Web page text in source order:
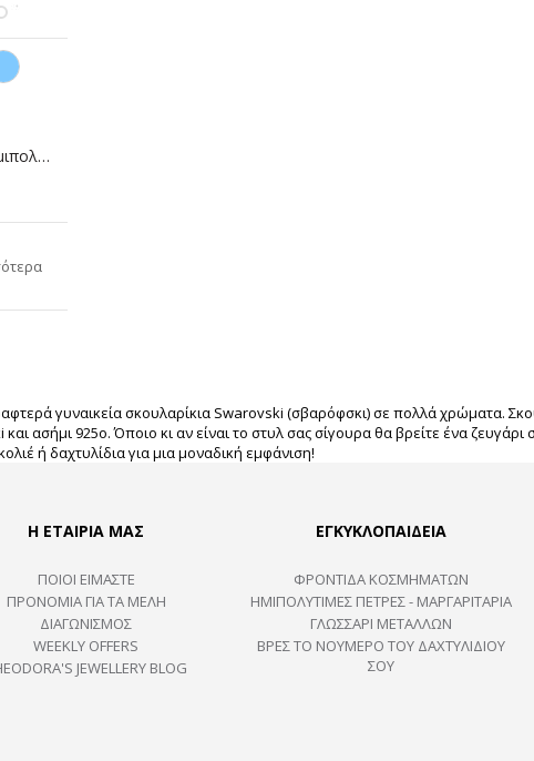
Jt Ασημένια σκουλαρίκια δάκρυα με ημιπολύτιμες πέτρες
γυναικεία σκουλαρίκια Swarovski (σβαρόφσκι) σε πολλά χρώματα.
ασήμι 925ο. Όποιο κι αν είναι το στυλ σας σίγουρα θα βρείτε ένα
ή δαχτυλίδια για μια μοναδική εμφάνιση!
Η ΕΤΑΙΡΙΑ ΜΑΣ
ΠΟΙΟΙ ΕΙΜΑΣΤΕ
ΠΡΟΝΟΜΙΑ ΓΙΑ ΤΑ ΜΕΛΗ
ΔΙΑΓΩΝΙΣΜΟΣ
WEEKLY OFFERS
JEWELLERY BLOG
ΕΓΚΥΚΛΟΠΑΙΔΕΙΑ
ΦΡΟΝΤΙΔΑ ΚΟΣΜΗΜΑΤΩΝ
ΗΜΙΠΟΛΎΤΙΜΕΣ ΠΈΤΡΕΣ - ΜΑΡΓΑΡΙΤΆΡΙΑ
ΓΛΩΣΣΑΡΙ ΜΕΤΑΛΛΩΝ
ΒΡΕΣ ΤΟ ΝΟΥΜΕΡΟ ΤΟΥ ΔΑΧΤΥΛΙΔΙΟΥ
ΣΟΥ